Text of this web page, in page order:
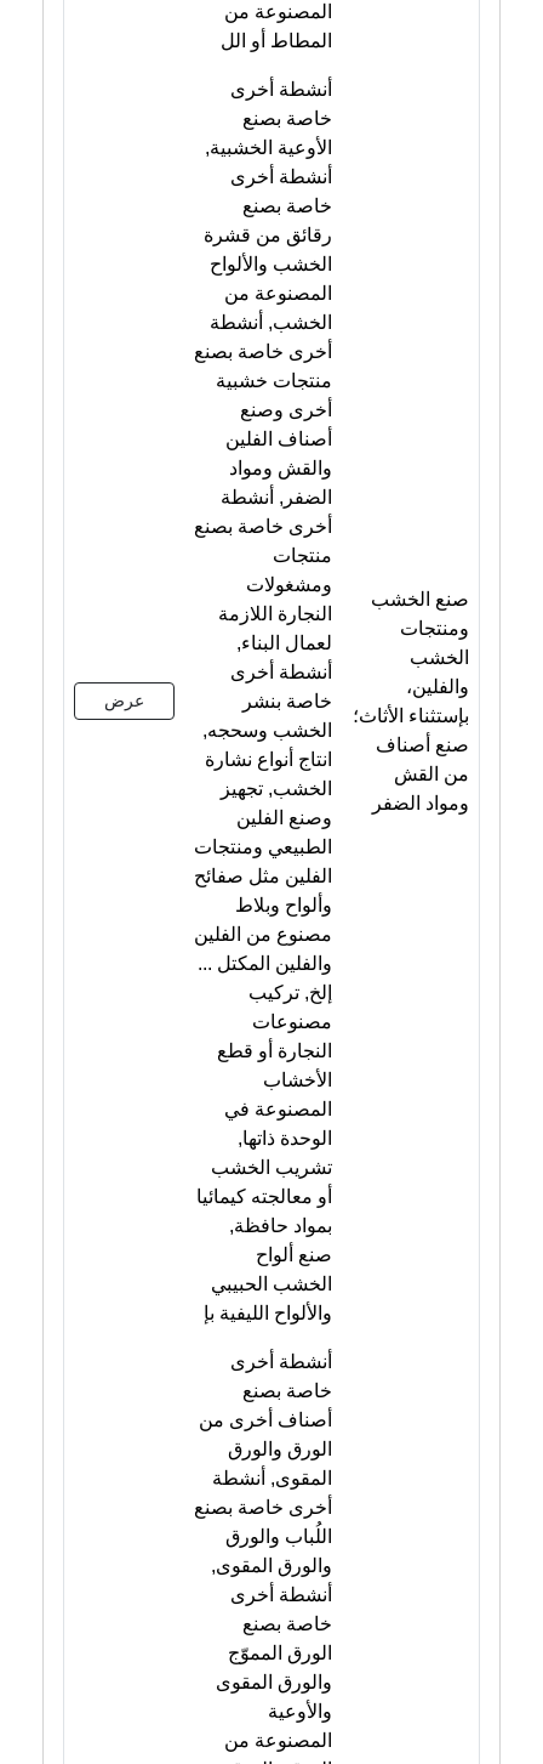
المصنوعة من
المطاط أو الل
صنع الخشب
ومنتجات
الخشب
والفلين،
بإستثناء الأثاث؛
صنع أصناف
من القش
ومواد الضفر
أنشطة أخرى
خاصة بصنع
الأوعية الخشبية,
أنشطة أخرى
خاصة بصنع
رقائق من قشرة
الخشب والألواح
المصنوعة من
الخشب, أنشطة
أخرى خاصة بصنع
منتجات خشبية
أخرى وصنع
أصناف الفلين
والقش ومواد
الضفر, أنشطة
أخرى خاصة بصنع
منتجات
ومشغولات
النجارة اللازمة
لعمال البناء,
أنشطة أخرى
خاصة بنشر
الخشب وسحجه,
انتاج أنواع نشارة
الخشب, تجهيز
وصنع الفلين
الطبيعي ومنتجات
الفلين مثل صفائح
وألواح وبلاط
مصنوع من الفلين
والفلين المكتل ...
إلخ, تركيب
مصنوعات
النجارة أو قطع
الأخشاب
المصنوعة في
الوحدة ذاتها,
تشريب الخشب
أو معالجته كيمائيا
بمواد حافظة,
صنع ألواح
الخشب الحبيبي
والألواح الليفية بإ
عرض
أنشطة أخرى
خاصة بصنع
أصناف أخرى من
الورق والورق
المقوى, أنشطة
أخرى خاصة بصنع
اللُباب والورق
والورق المقوى,
أنشطة أخرى
خاصة بصنع
الورق المموّج
والورق المقوى
والأوعية
المصنوعة من